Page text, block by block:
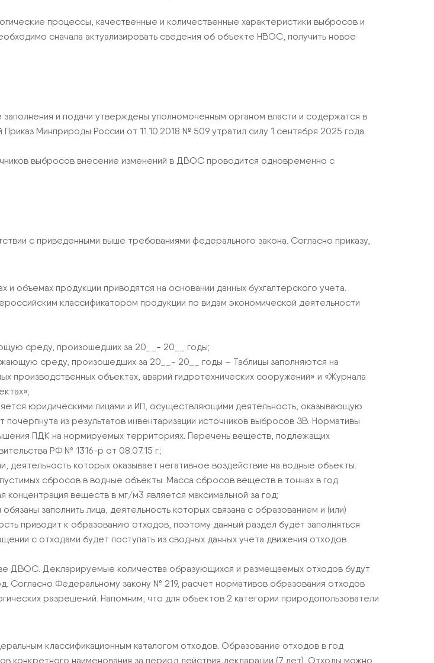
процессы, качественные и количественные характеристики выбросов и
сначала актуализировать сведения об объекте НВОС, получить новое
и подачи утверждены уполномоченным органом власти и содержатся в
Минприроды России от 11.10.2018 № 509 утратил силу 1 сентября 2025 года.
выбросов внесение изменений в ДВОС проводится одновременно с
с приведенными выше требованиями федерального закона. Согласно приказу,
объемах продукции приводятся на основании данных бухгалтерского учета.
классификатором продукции по видам экономической деятельности
среду, произошедших за 20__- 20__ годы;
среду, произошедших за 20__- 20__ годы – Таблицы заполняются на
производственных объектах, аварий гидротехнических сооружений» и «Журнала
юридическими лицами и ИП, осуществляющими деятельность, оказывающую
из результатов инвентаризации источников выбросов ЗВ. Нормативы
ПДК на нормируемых территориях. Перечень веществ, подлежащих
РФ № 1316-р от 08.07.15 г.;
которых оказывает негативное воздействие на водные объекты.
сбросов в водные объекты. Масса сбросов веществ в тоннах в год
веществ в мг/м3 является максимальной за год;
заполнить лица, деятельность которых связана с образованием и (или)
приводит к образованию отходов, поэтому данный раздел будет заполняться
с отходами будет поступать из сводных данных учета движения отходов
ДВОС. Декларируемые количества образующихся и размещаемых отходов будут
Согласно Федеральному закону № 219, расчет нормативов образования отходов
разрешений. Напомним, что для объектов 2 категории природопользователи
классификационным каталогом отходов. Образование отходов в год
конкретного наименования за период действия декларации (7 лет). Отходы можно